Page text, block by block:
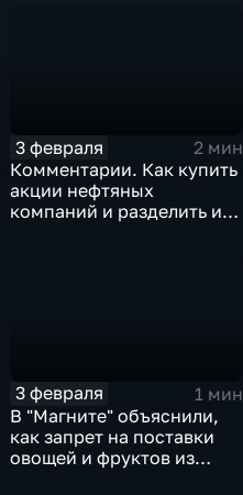
3 февраля
2 мин
Комментарии. Как купить
акции нефтяных
компаний и разделить их
3 февраля
1 мин
В "Магните" объяснили,
как запрет на поставки
овощей и фруктов из